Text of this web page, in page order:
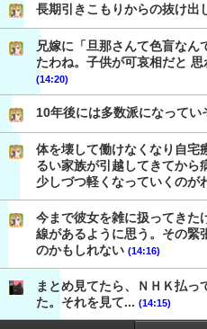
長期引きこもりからの抜け出
兄嫁に「旦那さんて色盲なん
たわね。子供が可哀相だと
(14:20)
10年後には多数派になってい
体を壊して働けなくなり自宅
るい家族が引越してきてから
少しづつ軽くなっていくのが
今まで彼女を雑に扱ってきた
線があるように思う。その緊
のかもしれない (14:16)
まとめ見てたら、ＮＨＫ払っ
た。それを見て... (14:15)